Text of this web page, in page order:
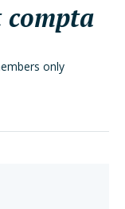
compta
only